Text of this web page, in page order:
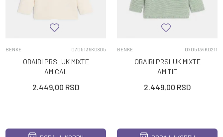
BENKE 0705136K0805
OBAIBI PRSLUK MIXTE
AMICAL
2.449,00 RSD
BENKE 0705134K0211
OBAIBI PRSLUK MIXTE
AMITIE
2.449,00 RSD